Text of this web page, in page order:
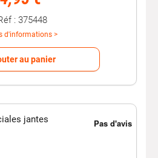
: 375448
d'informations >
au panier